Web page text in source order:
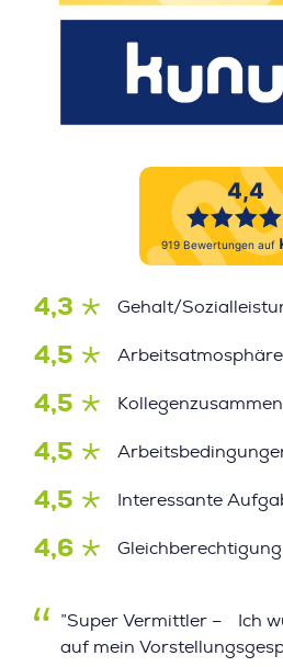
4,3 Gehalt/
4,5 Arbeitsatmosphäre
4,5
4,5
4,5 Interessante
4,6 Gleichberechtigung
”Super Vermittler – Ich
auf mein